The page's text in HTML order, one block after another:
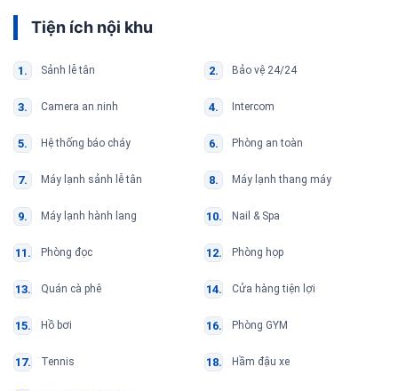
Tiện ích nội khu
Sảnh lễ tân Bảo vệ 24/24
Camera an ninh Intercom
Hệ thống báo cháy Phòng an toàn
Máy lạnh sảnh lễ tân Máy lạnh thang máy
Máy lạnh hành lang Nail & Spa
Phòng đọc Phòng họp
Quán cà phê Cửa hàng tiện lợi
Hồ bơi Phòng GYM
Tennis Hầm đậu xe